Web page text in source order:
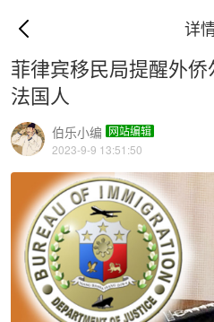
详
菲律宾移民局提醒外
法国人
伯乐小编 网站编辑
2023-9-9 13:51:50